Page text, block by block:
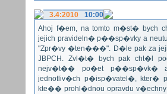
3.4:2010
10:00
Ahoj f�em, na tomto m�st� bych
jejich pravideln� p��sp�vky a
"Zpr�vy �ten���". D�le pak za
JBPCH. Zvl�t� bych pak cht�l
nejv�t�� po�et p��sp�vk�
jednotliv�ch p�isp�vatel�, kter�
kte�� prohl�dnou opravdu